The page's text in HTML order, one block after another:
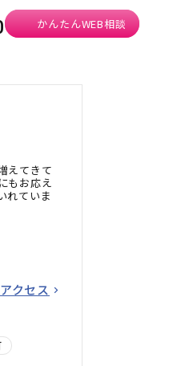
かんたんWEB相談
えてきて
もお応え
れていま
クセス